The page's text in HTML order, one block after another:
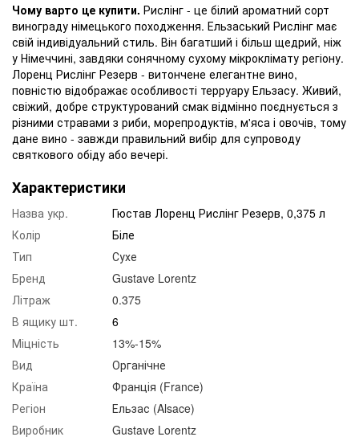
Чому варто це купити. Рислінг - це білий ароматний сорт
винограду німецького походження. Ельзаський Рислінг має
свій індивідуальний стиль. Він багатший і більш щедрий, ніж
у Німеччині, завдяки сонячному сухому мікроклімату регіону.
Лоренц Рислінг Резерв - витончене елегантне вино,
повністю відображає особливості терруару Ельзасу. Живий,
свіжий, добре структурований смак відмінно поєднується з
різними стравами з риби, морепродуктів, м'яса і овочів, тому
дане вино - завжди правильний вибір для супроводу
святкового обіду або вечері.
Характеристики
Назва укр.
Гюстав Лоренц Рислінг Резерв, 0,375 л
Колір
Біле
Тип
Сухе
Бренд
Gustave Lorentz
Літраж
0.375
В ящику шт.
6
Міцність
13%-15%
Вид
Органічне
Країна
Франція (France)
Регіон
Ельзас (Alsace)
Виробник
Gustave Lorentz